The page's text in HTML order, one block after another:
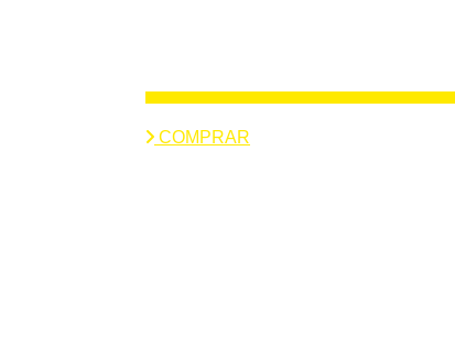
COMPRAR